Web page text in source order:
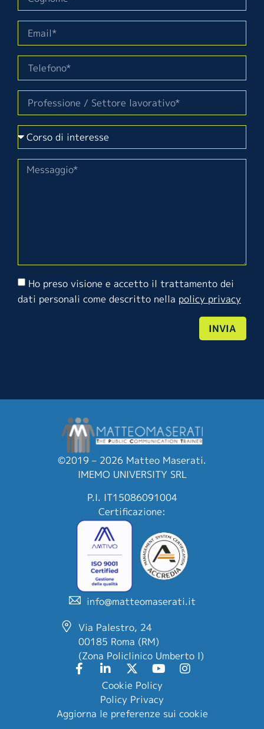
Ho preso visione e accetto il trattamento dei
dati personali come descritto nella policy privacy
INVIA
©2019 – 2026 Matteo Maserati.
IMEMO UNIVERSITY SRL
P.I. IT15086091004
info@matteomaserati.it
Via Palestro, 24
00185 Roma (RM)
(Zona Policlinico Umberto I)
Certificazione:
Cookie Policy
Policy Privacy
Aggiorna le preferenze sui cookie